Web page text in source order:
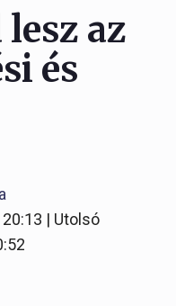
az
és
| Utolsó